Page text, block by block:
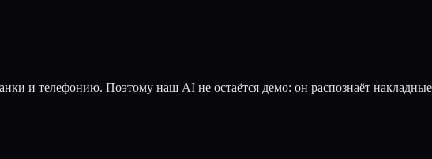
и телефонию. Поэтому наш AI не остаётся демо: он распознаёт накладные